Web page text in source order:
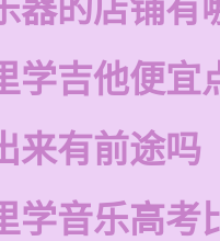
器的店铺有
学吉他便宜
来有前途吗
学音乐高考